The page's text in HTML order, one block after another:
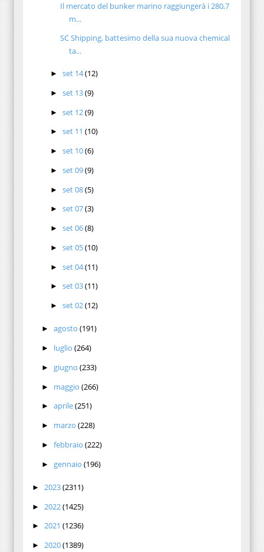
Il mercato del bunker marino raggiungerà i 280,7
m...
SC Shipping, battesimo della sua nuova chemical
ta...
►set 14(12)
►set 13(9)
►set 12(9)
►set 11(10)
►set 10(6)
►set 09(9)
►set 08(5)
►set 07(3)
►set 06(8)
►set 05(10)
►set 04(11)
►set 03(11)
►set 02(12)
► agosto (191)
► luglio (264)
► giugno (233)
► maggio (266)
► aprile(251)
► marzo (228)
► febbraio (222)
► gennaio (196)
► 2023(2311)
► 2022(1425)
► 2021 (1236)
► 2020(1389)